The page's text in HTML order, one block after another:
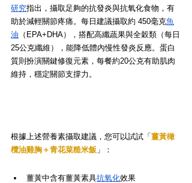
研究指出，攝取足夠的抗發炎與抗氧化食物，有
助於減輕關節疼痛。每日建議攝取約 450毫克魚
油 （EPA+DHA），搭配高纖蔬果與全穀類（每日
25公克纖維），能降低體內慢性發炎反應。蛋白
質則扮演關鍵修復元素，每餐約20公克有助肌肉
維持，穩定關節支撐力。
根據上述營養素攝取建議，您可以試試「薑黃橄
欖油雞胸＋青花菜糙米飯 」：
薑黃中含有薑黃素具抗氧化效果